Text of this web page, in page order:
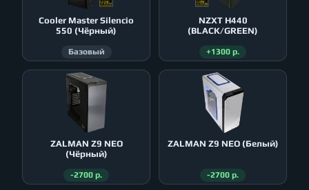
Cooler Master Silencio
550 (Чёрный)
Базовый
NZXT H440
(BLACK/GREEN)
+1300 р.
ZALMAN Z9 NEO
(Чёрный)
-2700 р.
ZALMAN Z9 NEO (Белый)
-2700 р.